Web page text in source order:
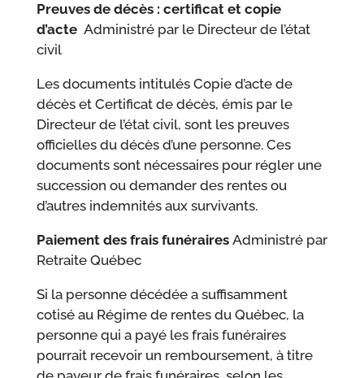
Preuves de décès : certificat et copie
d’acte Administré par le Directeur de l’état
civil
Les documents intitulés Copie d’acte de
décès et Certificat de décès, émis par le
Directeur de l’état civil, sont les preuves
officielles du décès d’une personne. Ces
documents sont nécessaires pour régler une
succession ou demander des rentes ou
d’autres indemnités aux survivants.
Paiement des frais funéraires Administré par
Retraite Québec
Si la personne décédée a suffisamment
cotisé au Régime de rentes du Québec, la
personne qui a payé les frais funéraires
pourrait recevoir un remboursement, à titre